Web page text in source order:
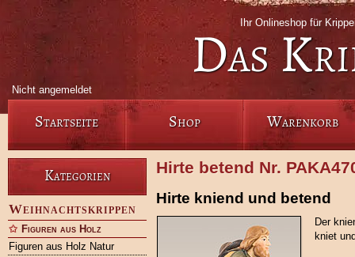
Ihr Onlineshop für
Das
Nicht angemeldet
Startseite Shop Warenkorb
Kategorien
Weihnachtskrippen
Figuren aus Holz
Figuren aus Holz Natur
Hirte betend Nr.
Hirte kniend und betend
Der
kniet